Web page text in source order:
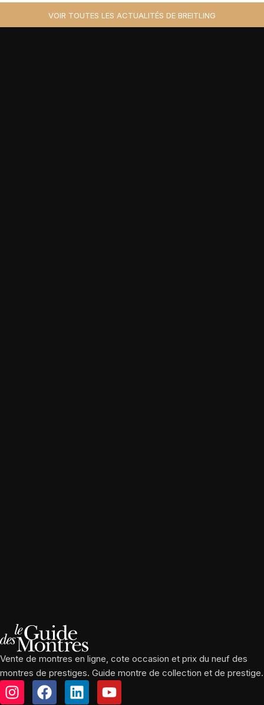
VOIR TOUTES LES ACTUALITÉS DE BREITLING
Vente de montres en ligne, cote occasion et prix du neuf des
montres de prestiges. Guide montre de collection et de prestige.